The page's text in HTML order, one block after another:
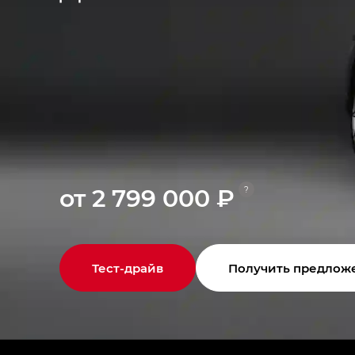
от 2 799 000 ₽ ?
Тест-драйв Получить